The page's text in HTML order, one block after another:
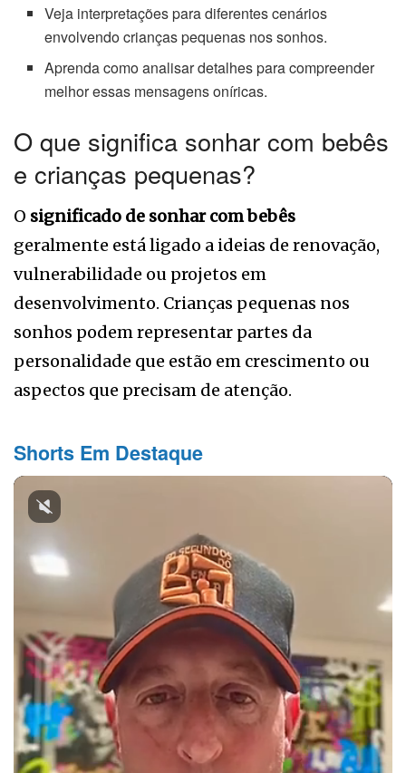
Veja interpretações para diferentes cenários
envolvendo crianças pequenas nos sonhos.
Aprenda como analisar detalhes para compreender
melhor essas mensagens oníricas.
O que significa sonhar com bebês
e crianças pequenas?
O significado de sonhar com bebês
geralmente está ligado a ideias de renovação,
vulnerabilidade ou projetos em
desenvolvimento. Crianças pequenas nos
sonhos podem representar partes da
personalidade que estão em crescimento ou
aspectos que precisam de atenção.
Shorts Em Destaque